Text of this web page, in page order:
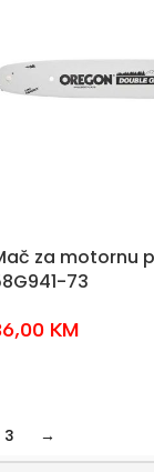
za motornu
73
KM
3 →